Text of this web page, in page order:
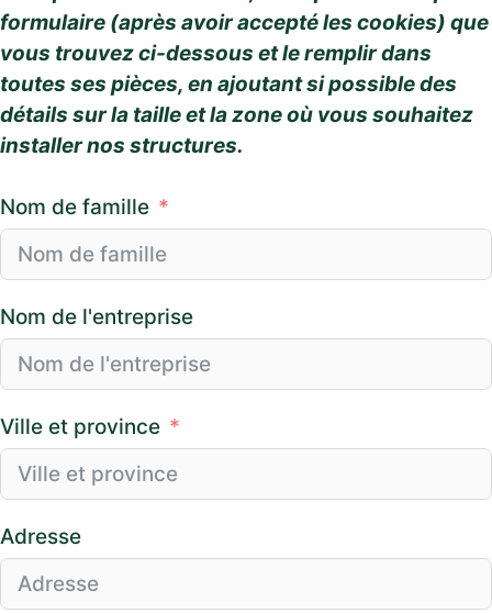
formulaire (après avoir accepté les cookies) que
vous trouvez ci-dessous et le remplir dans
toutes ses pièces, en ajoutant si possible des
détails sur la taille et la zone où vous souhaitez
installer nos structures.
Nom de famille
Nom de l'entreprise
Ville et province
Adresse